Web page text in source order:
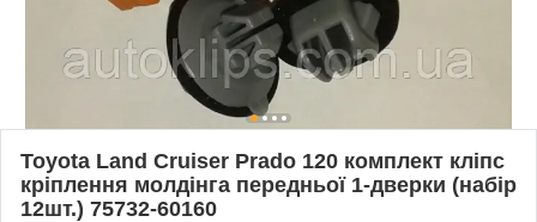
Toyota Land Cruiser Prado 120 комплект кліпс
кріплення молдінга передньої 1-дверки (набір
12шт.) 75732-60160